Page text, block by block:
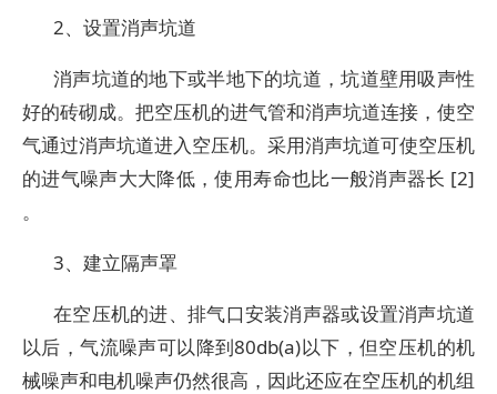
2、设置消声坑道
消声坑道的地下或半地下的坑道，坑道壁用吸声性
好的砖砌成。把空压机的进气管和消声坑道连接，使空
气通过消声坑道进入空压机。采用消声坑道可使空压机
的进气噪声大大降低，使用寿命也比一般消声器长 [2]
。
3、建立隔声罩
在空压机的进、排气口安装消声器或设置消声坑道
以后，气流噪声可以降到80db(a)以下，但空压机的机
械噪声和电机噪声仍然很高，因此还应在空压机的机组